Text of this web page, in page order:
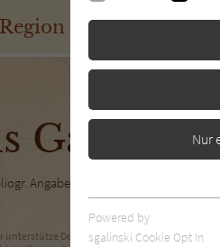
Region Buchtyp
Gabe
Angaben
unterstütze Deinen
Nur
Essentielle Cookies
benötigt. Dadurch ist
Powered by
sgalinski Cookie Opt In